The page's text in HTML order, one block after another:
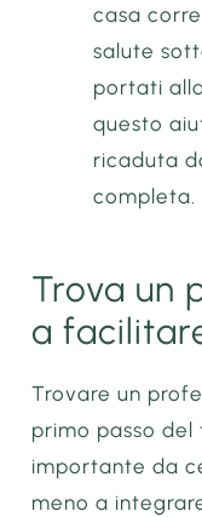
casa
salute
portati
questo
ricaduta
completa.
Trova un
a
Trovare un
primo passo del
importante da
meno a